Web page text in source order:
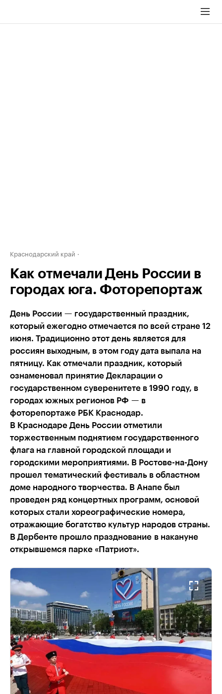
Краснодарский край
Как отмечали День России в
городах юга. Фоторепортаж
День России — государственный праздник,
который ежегодно отмечается по всей стране 12
июня. Традиционно этот день является для
россиян выходным, в этом году дата выпала на
пятницу. Как отмечали праздник, который
ознаменовал принятие Декларации о
государственном суверенитете в 1990 году, в
городах южных регионов РФ — в
фоторепортаже РБК Краснодар.
В Краснодаре День России отметили
торжественным поднятием государственного
флага на главной городской площади и
городскими мероприятиями. В Ростове-на-Дону
прошел тематический фестиваль в областном
доме народного творчества. В Анапе был
проведен ряд концертных программ, основой
которых стали хореографические номера,
отражающие богатство культур народов страны.
В Дербенте прошло празднование в накануне
открывшемся парке «Патриот».